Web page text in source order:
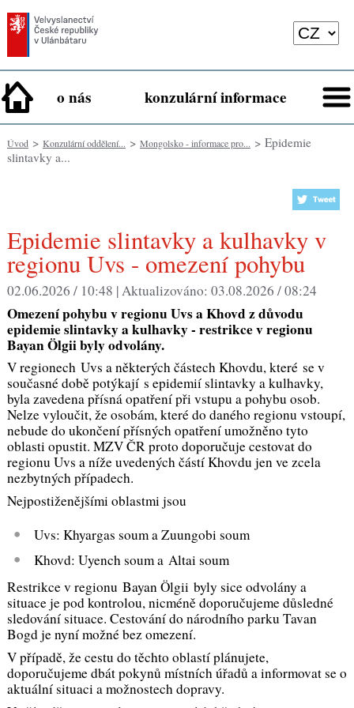
o nás konzulární informace
Úvod> Konzulární oddělení... > Mongolsko - informace pro... > Epidemie
slintavky a...
Epidemie slintavky a kulhavky v
regionu Uvs - omezení pohybu
02.06.2026 / 10:48 |Aktualizováno: 03.08.2026 / 08:24
Omezení pohybu v regionu Uvs a Khovd z důvodu
epidemie slintavky a kulhavky - restrikce v regionu
Bayan Ölgii byly odvolány.
V regionech Uvs a některých částech Khovdu, které se v
současné době potýkají s epidemií slintavky a kulhavky,
byla zavedena přísná opatření při vstupu a pohybu osob.
Nelze vyloučit, že osobám, které do daného regionu vstoupí,
nebude do ukončení přísných opatření umožněno tyto
oblasti opustit. MZV ČR proto doporučuje cestovat do
regionu Uvs a níže uvedených částí Khovdu jen ve zcela
nezbytných případech.
Nejpostiženějšími oblastmi jsou
Uvs: Khyargas soum a Zuungobi soum
Khovd: Uyench soum a Altai soum
Restrikce v regionu Bayan Ölgii byly sice odvolány a
situace je pod kontrolou, nicméně doporučujeme důsledné
sledování situace. Cestování do národního parku Tavan
Bogd je nyní možné bez omezení.
V případě, že cestu do těchto oblastí plánujete,
doporučujeme dbát pokynů místních úřadů a informovat se o
aktuální situaci a možnostech dopravy.